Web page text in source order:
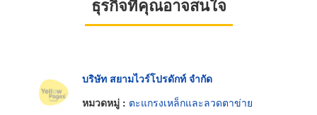
ธุรกิจที่คุณอาจสนใจ
บริษัท สยามไวร์โปรดักท์ จำกัด
หมวดหมู่ : ตะแกรงเหล็กและลวดตาข่าย